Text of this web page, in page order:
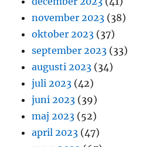
november 2023 (38)
oktober 2023 (37)
september 2023 (33)
augusti 2023 (34)
juli 2023 (42)
juni 2023 (39)
maj 2023 (52)
april 2023 (47)